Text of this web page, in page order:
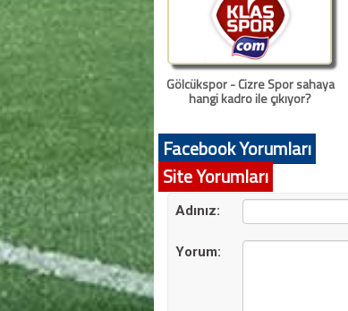
Gölcükspor - Cizre Spor sahaya
hangi kadro ile çıkıyor?
Facebook Yorumları
Facebook üzerindenyorum var.
Site Yorumları
Adınız:
Yorum: